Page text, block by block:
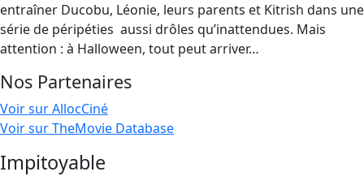
entraîner Ducobu, Léonie, leurs parents et Kitrish dans une
série de péripéties ​ aussi drôles qu’inattendues. Mais
attention : à Halloween, tout peut arriver…
Nos Partenaires
Voir sur AllocCiné
Voir sur TheMovie Database
Impitoyable